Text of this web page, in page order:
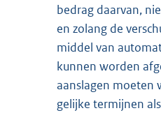
bedrag daarvan,
en zolang de
middel van
kunnen worden
aanslagen moeten
gelijke termijnen